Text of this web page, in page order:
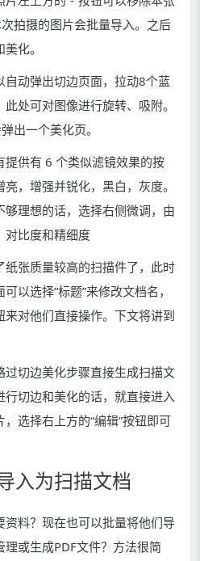
拍摄的图片会批量导入。之后
化。
动弹出切边页面，拉动8个蓝
处可对图像进行旋转、吸附。
出一个美化页。
供有 6 个类似滤镜效果的按
，增强并锐化，黑白，灰度。
理想的话，选择右侧微调，由
对比度和精细度
张质量较高的扫描件了，此时
以选择“标题”来修改文档名，
对他们直接操作。下文将讲到
切边美化步骤直接生成扫描文
切边和美化的话，就直接进入
选择右上方的“编辑”按钮即可
入为扫描文档
料？现在也可以批量将他们导
或生成PDF文件？方法很简